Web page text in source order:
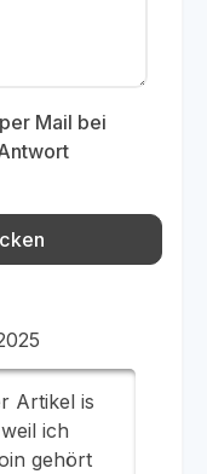
Mail bei
Artikel is
ich
gehört